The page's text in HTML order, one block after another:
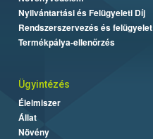
Nyilvántartási és Felügyeleti Díj
Rendszerszervezés és felügyelet
Termékpálya-ellenőrzés
Ügyintézés
Élelmiszer
Állat
Növény